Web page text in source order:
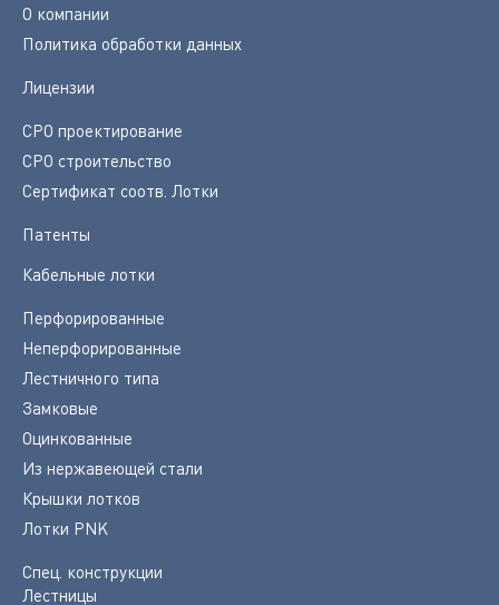
О компании
Политика обработки данных
Лицензии
СРО проектирование
СРО строительство
Сертификат соотв. Лотки
Патенты
Кабельные лотки
Перфорированные
Неперфорированные
Лестничного типа
Замковые
Оцинкованные
Из нержавеющей стали
Крышки лотков
Лотки PNK
Спец. конструкции
Лестницы